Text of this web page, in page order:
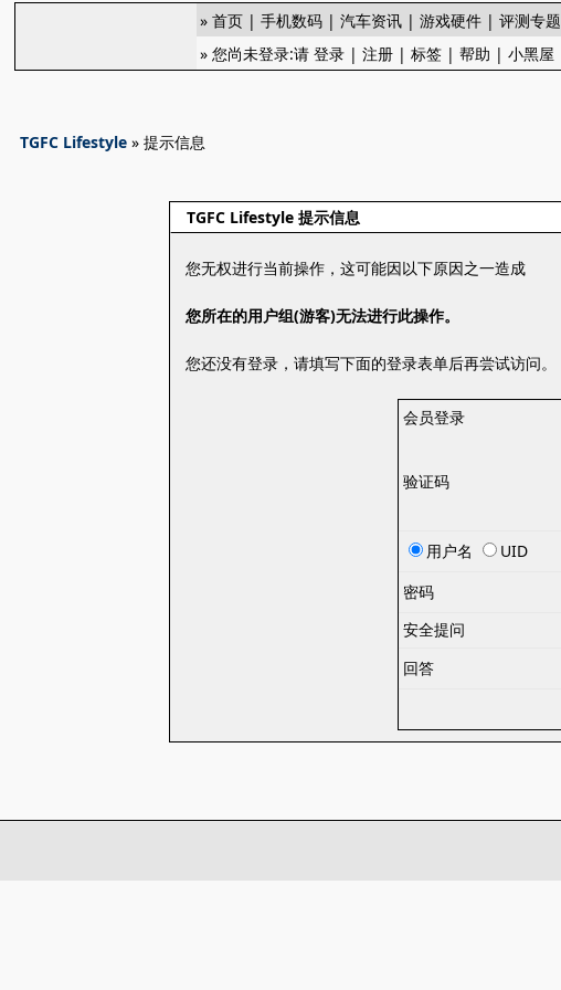
»首页 |手机数码 |汽车资讯 |游戏硬件 |评测专题
» 您尚未登录:请登录 |注册 |标签 |帮助 |小黑屋
TGFC Lifestyle » 提示信息
TGFC Lifestyle 提示信息
您无权进行当前操作，这可能因以下原因之一造成
您所在的用户组(游客)无法进行此操作。
您还没有登录，请填写下面的登录表单后再尝试访问。
会员登录
验证码
用户名 UID
密码
安全提问
回答